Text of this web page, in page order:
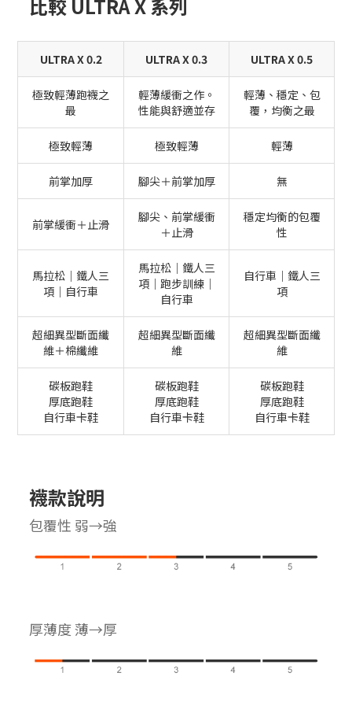
比較 ULTRA X 系列
ULTRA X 0.2 ULTRA X 0.3 ULTRA X 0.5
極致輕薄跑襪之
最
輕薄緩衝之作。
性能與舒適並存
輕薄、穩定、包
覆，均衡之最
極致輕薄 極致輕薄 輕薄
前掌加厚 腳尖＋前掌加厚 無
前掌緩衝＋止滑
腳尖、前掌緩衝
＋止滑
穩定均衡的包覆
性
馬拉松｜鐵人三
項｜自行車
馬拉松｜鐵人三
項｜跑步訓練｜
自行車
自行車｜鐵人三
項
超細異型斷面纖
維＋棉纖維
超細異型斷面纖
維
超細異型斷面纖
維
碳板跑鞋
厚底跑鞋
自行車卡鞋
碳板跑鞋
厚底跑鞋
自行車卡鞋
碳板跑鞋
厚底跑鞋
自行車卡鞋
襪款說明
包覆性 弱→強
厚薄度 薄→厚